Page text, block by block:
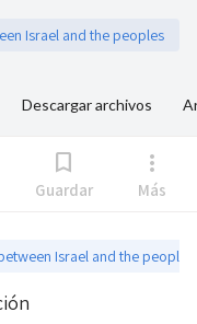
Israel and the peoples
Descargar archivos
bookmark
Guardar
more_vert
Más
Israel and the peoples